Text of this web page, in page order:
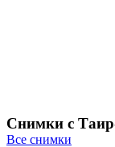
Снимки с
Все снимки